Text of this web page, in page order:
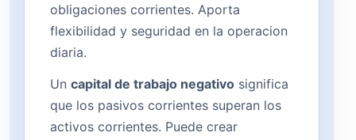
obligaciones corrientes. Aporta
flexibilidad y seguridad en la operacion
diaria.
Un capital de trabajo negativo significa
que los pasivos corrientes superan los
activos corrientes. Puede crear